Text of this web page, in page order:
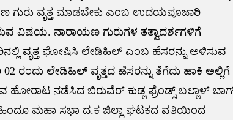
ಗುರು ವೃತ್ತ ಮಾಡಬೇಕು ಎಂಬ ಉದಯಪೂಜಾರಿ
ವಿಷಯ. ನಾರಾಯಣ ಗುರುಗಳ ತತ್ವಾದರ್ಶಗಳಿಗೆ
ವೃತ್ತ ಘೋಷಿಸಿ ಲೇಡಿಹಿಲ್ ಎಂಬ ಹೆಸರನ್ನು ಅಳಿಸುವ
ರಂದು ಲೇಡಿಹಿಲ್ ವೃತ್ತದ ಹೆಸರನ್ನು ತೆಗೆದು ಹಾಕಿ ಅಲ್ಲಿಗೆ
ಹೋರಾಟ ನಡೆಸಿದ ಬಿರುವೆರ್ ಕುಡ್ಲ ಫ್ರೆಂಡ್ಸ್ ಬಲ್ಲಾಳ್
ಮಹಾ ಸಭಾ ದ.ಕ ಜಿಲ್ಲಾ ಘಟಕದ ವತಿಯಿಂದ